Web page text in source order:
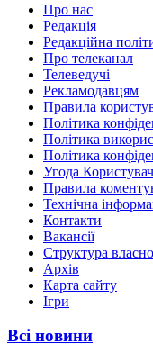
Про нас
Редакція
Редакційна
Про телеканал
Телеведучі
Рекламодавцям
Правила
Політика
Політика
Політика
Угода
Правила
Технічна
Контакти
Вакансії
Структура
Архів
Карта сайту
Ігри
Всі новини